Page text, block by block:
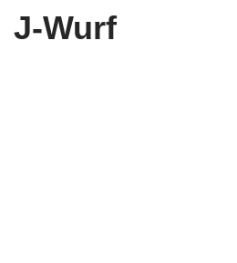
J-Wurf